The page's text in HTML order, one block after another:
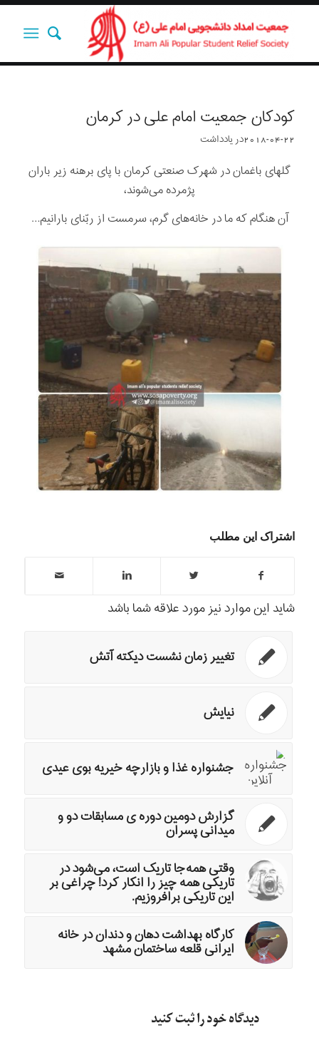
کودکان جمعیت امام علی در کرمان
2018-04-22دریادداشت‌‌‌‌‌‌‌
گلهای باغمان در شهرک صنعتی کرمان با پای برهنه زیر باران
پژمرده می‌شوند،
آن هنگام که ما در خانه‌های گرم، سرمست از ربّنای بارانیم…
اشتراک این مطلب
شاید این موارد نیز مورد علاقه شما باشد
تغییر زمان نشست دیکته آتش
نیایش
جشنواره غذا و بازارچه خیریه بوی عیدی
گزارش دومین دوره ی مسابقات دو و
میدانی پسران
وقتی همه‌جا تاریک است، می‌شود در
تاریکی همه چیز را انکار کرد! چراغی بر
این تاریکی برافروزیم.
کارگاه بهداشت دهان و دندان در خانه
ایرانی قلعه ساختمان مشهد
دیدگاه خود را ثبت کنید